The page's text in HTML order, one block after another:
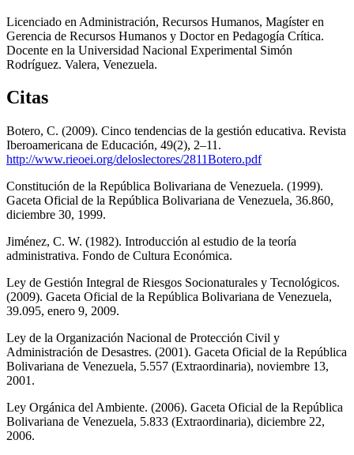
Licenciado en Administración, Recursos Humanos, Magíster en
Gerencia de Recursos Humanos y Doctor en Pedagogía Crítica.
Docente en la Universidad Nacional Experimental Simón
Rodríguez. Valera, Venezuela.
Citas
Botero, C. (2009). Cinco tendencias de la gestión educativa. Revista
Iberoamericana de Educación, 49(2), 2–11.
http://www.rieoei.org/deloslectores/2811Botero.pdf
Constitución de la República Bolivariana de Venezuela. (1999).
Gaceta Oficial de la República Bolivariana de Venezuela, 36.860,
diciembre 30, 1999.
Jiménez, C. W. (1982). Introducción al estudio de la teoría
administrativa. Fondo de Cultura Económica.
Ley de Gestión Integral de Riesgos Socionaturales y Tecnológicos.
(2009). Gaceta Oficial de la República Bolivariana de Venezuela,
39.095, enero 9, 2009.
Ley de la Organización Nacional de Protección Civil y
Administración de Desastres. (2001). Gaceta Oficial de la República
Bolivariana de Venezuela, 5.557 (Extraordinaria), noviembre 13,
2001.
Ley Orgánica del Ambiente. (2006). Gaceta Oficial de la República
Bolivariana de Venezuela, 5.833 (Extraordinaria), diciembre 22,
2006.